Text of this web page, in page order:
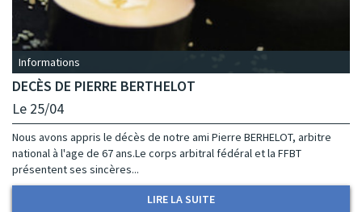
Informations
DECÈS DE PIERRE BERTHELOT
Le 25/04
Nous avons appris le décès de notre ami Pierre BERHELOT, arbitre
national à l'age de 67 ans.Le corps arbitral fédéral et la FFBT
présentent ses sincères...
LIRE LA SUITE